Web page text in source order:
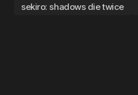
sekiro: shadows die twice